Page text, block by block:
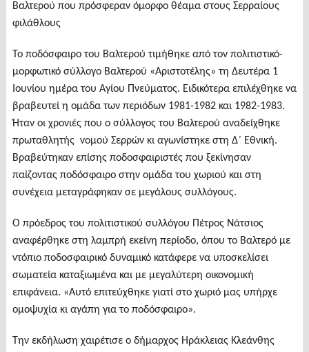
Βαλτερού που πρόσφεραν όμορφο θέαμα στους Σερραίους
φιλάθλους
Το ποδόσφαιρο του Βαλτερού τιμήθηκε από τον πολιτιστικό-
μορφωτικό σύλλογο Βαλτερού «Αριστοτέλης» τη Δευτέρα 1
Ιουνίου ημέρα του Αγίου Πνεύματος. Ειδικότερα επιλέχθηκε να
βραβευτεί η ομάδα των περιόδων 1981-1982 και 1982-1983.
Ήταν οι χρονιές που ο σύλλογος του Βαλτερού αναδείχθηκε
πρωταθλητής νομού Σερρών κι αγωνίστηκε στη Δ΄ Εθνική.
Βραβεύτηκαν επίσης ποδοσφαιριστές που ξεκίνησαν
παίζοντας ποδόσφαιρο στην ομάδα του χωριού και στη
συνέχεια μεταγράφηκαν σε μεγάλους συλλόγους.
Ο πρόεδρος του πολιτιστικού συλλόγου Πέτρος Νάτσιος
αναφέρθηκε στη λαμπρή εκείνη περίοδο, όπου το Βαλτερό με
ντόπιο ποδοσφαιρικό δυναμικό κατάφερε να υποσκελίσει
σωματεία καταξιωμένα και με μεγαλύτερη οικονομική
επιφάνεια. «Αυτό επιτεύχθηκε γιατί στο χωριό μας υπήρχε
ομοψυχία κι αγάπη για το ποδόσφαιρο».
Την εκδήλωση χαιρέτισε ο δήμαρχος Ηράκλειας Κλεάνθης